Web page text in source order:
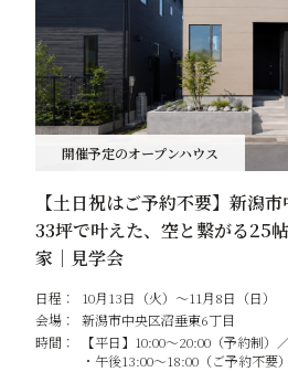
開催予定のオープンハウス
【土日祝はご予約不要】新潟
33坪で叶えた、空と繋がる25
家｜見学会
日程：
10月13日（火）～11月8日（日）
会場：
新潟市中央区沼垂東6丁目
時間：
【平日】10:00～20:00（予約制）
・午後13:00～18:00（ご予約不要）